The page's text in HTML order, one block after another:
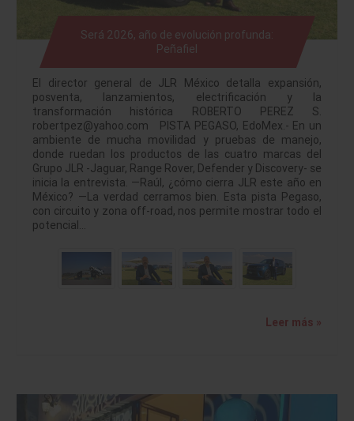
Será 2026, año de evolución profunda:
Peñafiel
El director general de JLR México detalla expansión,
posventa, lanzamientos, electrificación y la
transformación histórica ROBERTO PEREZ S.
robertpez@yahoo.com PISTA PEGASO, EdoMex.- En un
ambiente de mucha movilidad y pruebas de manejo,
donde ruedan los productos de las cuatro marcas del
Grupo JLR -Jaguar, Range Rover, Defender y Discovery- se
inicia la entrevista. —Raúl, ¿cómo cierra JLR este año en
México? —La verdad cerramos bien. Esta pista Pegaso,
con circuito y zona off-road, nos permite mostrar todo el
potencial…
Leer más »